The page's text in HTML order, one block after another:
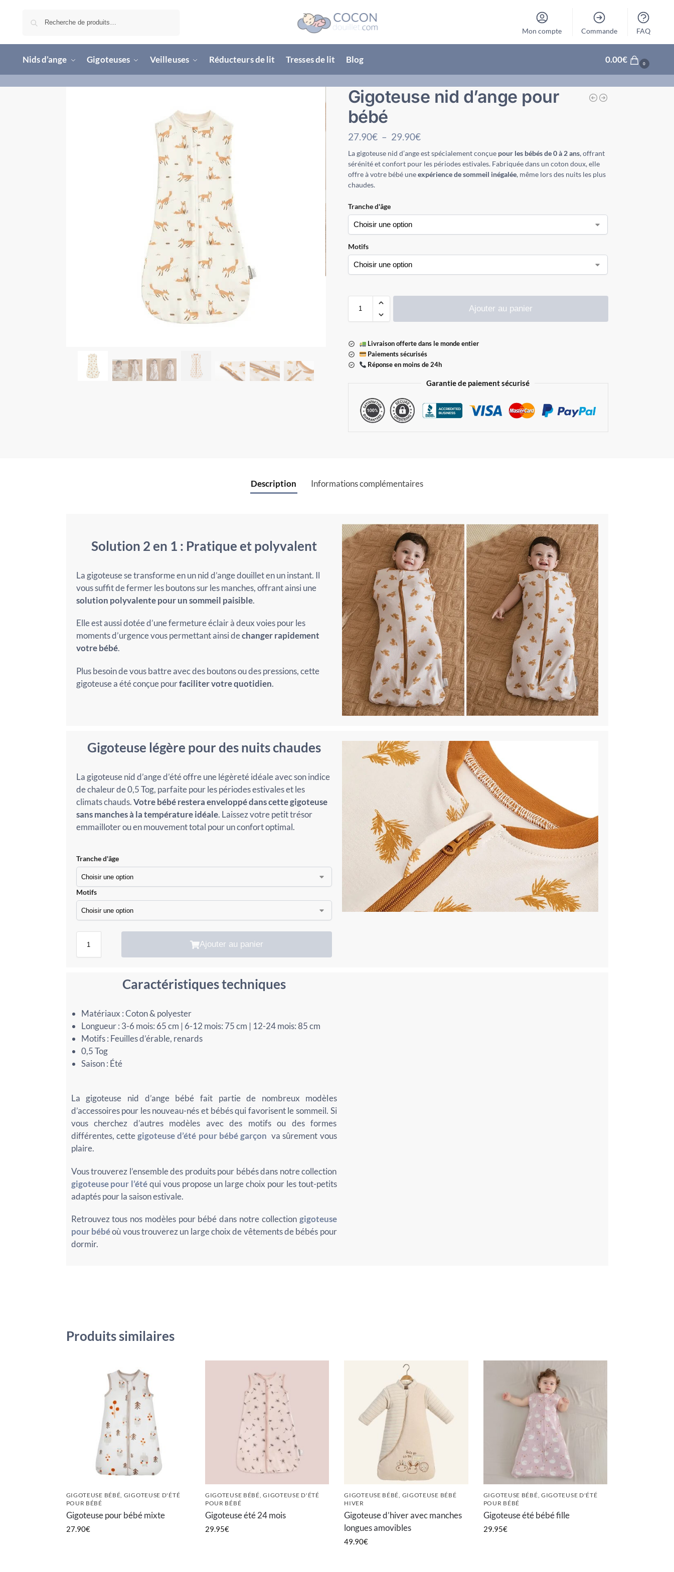
Mon compte Commande FAQ
Nids d’ange Gigoteuses Veilleuses Réducteurs de lit Tresses de lit Blog 0.00€ 0
Gigoteuse nid d’ange pour
bébé
27.90€ – 29.90€
La gigoteuse nid d’ange est spécialement conçue pour les bébés de 0 à 2 ans, offrant
sérénité et confort pour les périodes estivales. Fabriquée dans un coton doux, elle
offre à votre bébé uneexpérience de sommeil inégalée, même lors des nuits les plus
chaudes.
Tranche d'âge
Motifs
Ajouter au panier
Livraison offerte dans le monde entier
Paiements sécurisés
Réponse en moins de 24h
Garantie de paiement sécurisé
Description Informations complémentaires
Solution 2 en 1 : Pratique et polyvalent
La gigoteuse se transforme en un nid d’ange douillet en un instant. Il
vous suffit de fermer les boutons sur les manches, offrant ainsi une
solution polyvalente pour un sommeil paisible.
Elle est aussi dotée d’une fermeture éclair à deux voies pour les
moments d’urgence vous permettant ainsi dechanger rapidement
votre bébé.
Plus besoin de vous battre avec des boutons ou des pressions, cette
gigoteuse a été conçue pourfaciliter votre quotidien.
Gigoteuse légère pour des nuits chaudes
La gigoteuse nid d’ange d’été offre une légèreté idéale avec son indice
de chaleur de 0,5 Tog, parfaite pour les périodes estivales et les
climats chauds.Votre bébé restera enveloppé dans cette gigoteuse
sans manches à la température idéale. Laissez votre petit trésor
emmailloter ou en mouvement total pour un confort optimal.
Tranche d'âge
Motifs
Ajouter au panier
Caractéristiques techniques
Matériaux : Coton & polyester
Longueur : 3-6 mois: 65 cm | 6-12 mois: 75 cm | 12-24 mois: 85 cm
Motifs : Feuilles d’érable, renards
0,5 Tog
Saison : Été
La gigoteuse nid d’ange bébé fait partie de nombreux modèles
d’accessoires pour les nouveau-nés et bébés qui favorisent le sommeil. Si
vous cherchez d’autres modèles avec des motifs ou des formes
différentes, cettegigoteuse d’été pour bébé garçon va sûrement vous
plaire.
Vous trouverez l’ensemble des produits pour bébés dans notre collection
gigoteuse pour l’étéqui vous propose un large choix pour les tout-petits
adaptés pour la saison estivale.
Retrouvez tous nos modèles pour bébé dans notre collection gigoteuse
pour bébéoù vous trouverez un large choix de vêtements de bébés pour
dormir.
Produits similaires
GIGOTEUSE BÉBÉ GIGOTEUSE D'ÉTÉ
POUR BÉBÉ
Gigoteuse pour bébé mixte
27.90€
GIGOTEUSE BÉBÉ ,GIGOTEUSE D'ÉTÉ
POUR BÉBÉ
Gigoteuse été 24 mois
29.95€
GIGOTEUSE BÉBÉ GIGOTEUSE BÉBÉ
HIVER
Gigoteuse d’hiver avec manches
longues amovibles
49.90€
GIGOTEUSE BÉBÉ GIGOTEUSE D'ÉTÉ
POUR BÉBÉ
Gigoteuse été bébé fille
29.95€